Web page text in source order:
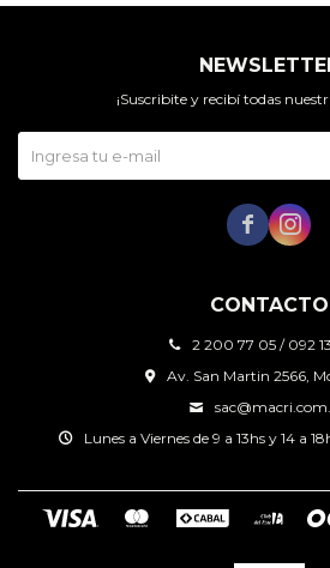
CONTACTO
2 200 77 05 / 092
Av. San Martin 2566,
Lunes a Viernes de 9 a 13hs y 14 a
¡Suscribite y recibí todas
 